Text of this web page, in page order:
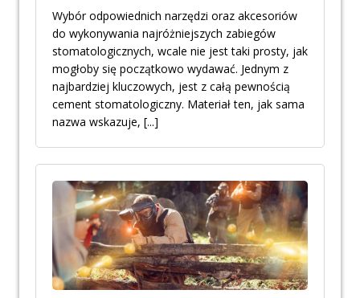
Wybór odpowiednich narzędzi oraz akcesoriów
do wykonywania najróżniejszych zabiegów
stomatologicznych, wcale nie jest taki prosty, jak
mogłoby się początkowo wydawać. Jednym z
najbardziej kluczowych, jest z całą pewnością
cement stomatologiczny. Materiał ten, jak sama
nazwa wskazuje, [...]